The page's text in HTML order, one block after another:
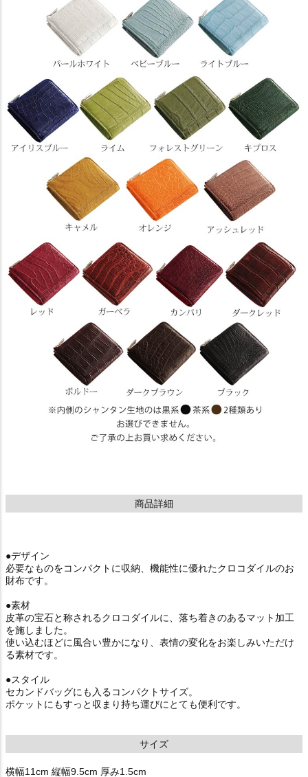
商品詳細
●デザイン
必要なものをコンパクトに収納、機能性に優れたクロコダイルのお
財布です。
●素材
皮革の宝石と称されるクロコダイルに、落ち着きのあるマット加工
を施しました。
使い込むほどに風合い豊かになり、表情の変化をお楽しみいただけ
る素材です。
●スタイル
セカンドバッグにも入るコンパクトサイズ。
ポケットにもすっと収まり持ち運びにとても便利です。
サイズ
横幅11cm 縦幅9.5cm 厚み1.5cm